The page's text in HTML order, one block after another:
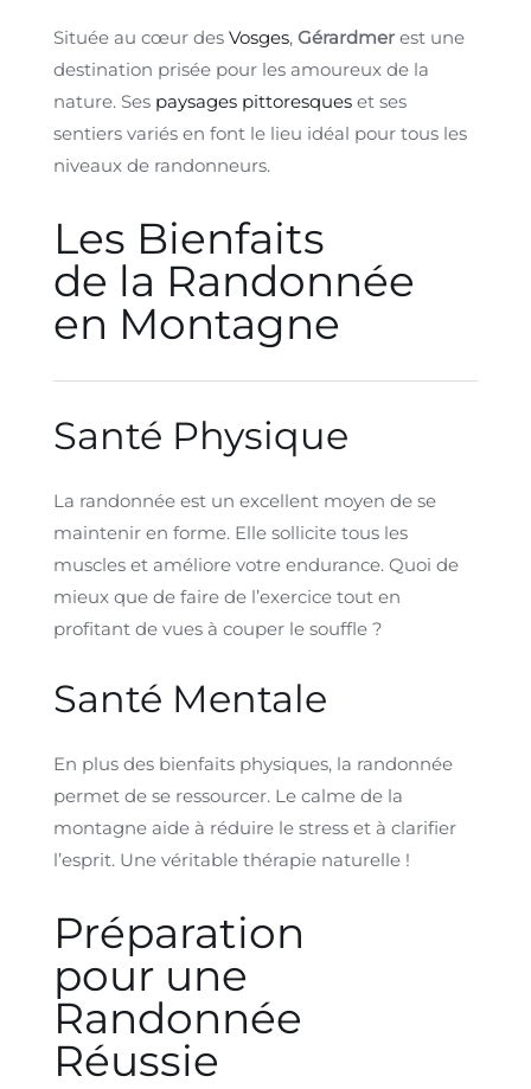
Située au cœur des Vosges, Gérardmer est une
destination prisée pour les amoureux de la
nature. Ses paysages pittoresques et ses
sentiers variés en font le lieu idéal pour tous les
niveaux de randonneurs.
Les Bienfaits
de la Randonnée
en Montagne
Santé Physique
La randonnée est un excellent moyen de se
maintenir en forme. Elle sollicite tous les
muscles et améliore votre endurance. Quoi de
mieux que de faire de l’exercice tout en
profitant de vues à couper le souffle ?
Santé Mentale
En plus des bienfaits physiques, la randonnée
permet de se ressourcer. Le calme de la
montagne aide à réduire le stress et à clarifier
l’esprit. Une véritable thérapie naturelle !
Préparation
pour une
Randonnée
Réussie